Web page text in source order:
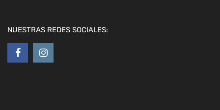
NUESTRAS REDES SOCIALES: